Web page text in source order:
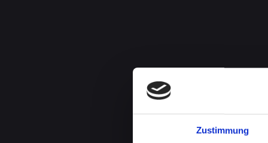
Zustimmung